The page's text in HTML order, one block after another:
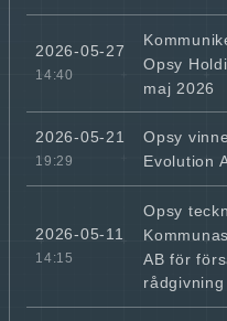
2026-05-27
14:40
Opsy
maj 2026
2026-05-21
19:29
Opsy
Evolution
2026-05-11
14:15
Opsy
AB för
rådgivning